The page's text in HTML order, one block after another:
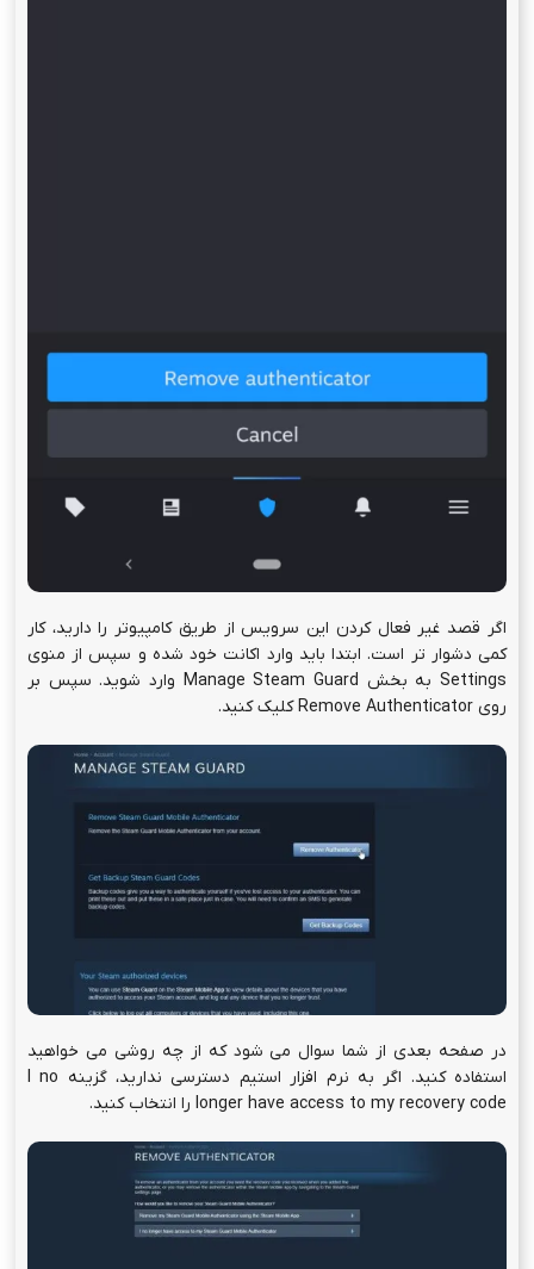
اگر قصد غیر فعال کردن این سرویس از طریق کامپیوتر را دارید، کار
کمی دشوار تر است. ابتدا باید وارد اکانت خود شده و سپس از منوی
Settings به بخش Manage Steam Guard وارد شوید. سپس بر
روی Remove Authenticator کلیک کنید.
در صفحه بعدی از شما سوال می شود که از چه روشی می خواهید
استفاده کنید. اگر به نرم افزار استیم دسترسی ندارید، گزینه I no
longer have access to my recovery code را انتخاب کنید.